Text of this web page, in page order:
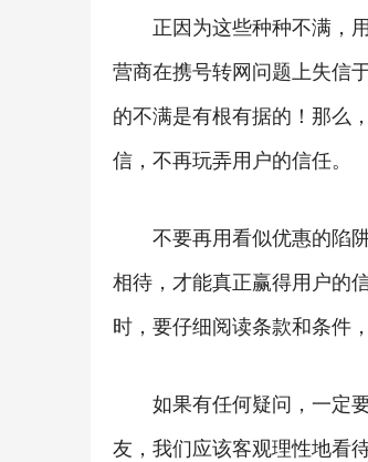
正因为这些种种不满，
营商在携号转网问题上失信
的不满是有根有据的！那么
信，不再玩弄用户的信任。
不要再用看似优惠的陷
相待，才能真正赢得用户的
时，要仔细阅读条款和条件
如果有任何疑问，一定
友，我们应该客观理性地看